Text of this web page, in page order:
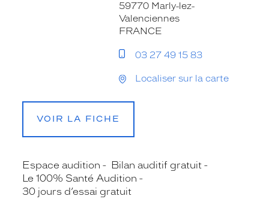
59770 Marly-lez-
Valenciennes
FRANCE
03 27 49 15 83
Localiser sur la carte
VOIR LA FICHE
Espace audition
Bilan auditif gratuit
Le 100% Santé Audition
30 jours d’essai gratuit